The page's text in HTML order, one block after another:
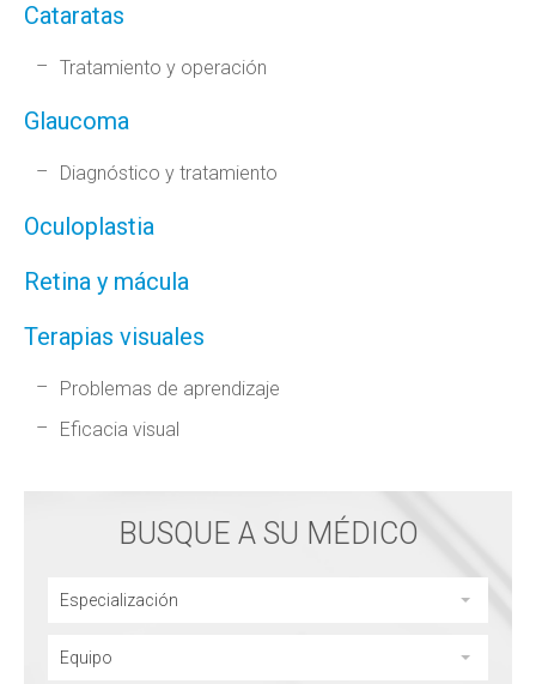
Cataratas
Tratamiento y operación
Glaucoma
Diagnóstico y tratamiento
Oculoplastia
Retina y mácula
Terapias visuales
Problemas de aprendizaje
Eficacia visual
BUSQUE A SU MÉDICO
Especialización
Equipo